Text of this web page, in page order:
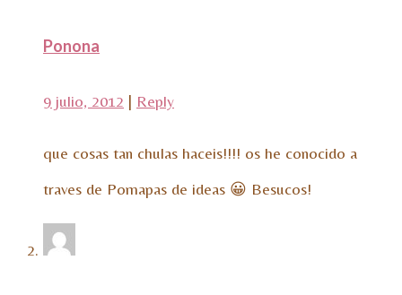
Ponona
9 julio, 2012 | Reply
que cosas tan chulas haceis!!!! os he conocido a
traves de Pomapas de ideas 😀 Besucos!